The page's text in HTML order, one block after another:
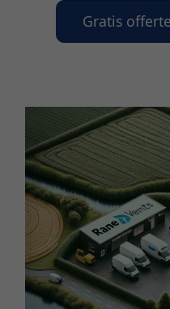
Gratis offerte